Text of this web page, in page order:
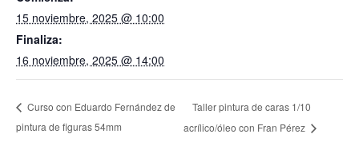
15 noviembre, 2025 @ 10:00
Finaliza:
16 noviembre, 2025 @ 14:00
Curso con Eduardo Fernández de
pintura de figuras 54mm
Taller pintura de caras 1/10
acrílico/óleo con Fran Pérez